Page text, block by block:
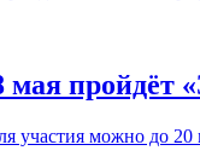
мая пройдёт
участия можно до